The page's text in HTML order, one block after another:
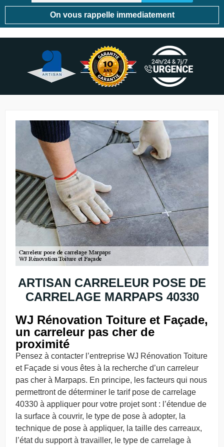
On vous rappelle immediatement
ARTISAN CARRELEUR POSE DE
CARRELAGE MARPAPS 40330
WJ Rénovation Toiture et Façade,
un carreleur pas cher de
proximité
Pensez à contacter l’entreprise WJ Rénovation Toiture
et Façade si vous êtes à la recherche d’un carreleur
pas cher à Marpaps. En principe, les facteurs qui nous
permettront de déterminer le tarif pose de carrelage
40330 à appliquer pour votre projet sont : l’étendue de
la surface à couvrir, le type de pose à adopter, la
technique de pose à appliquer, la taille des carreaux,
l’état du support à travailler, le type de carrelage à